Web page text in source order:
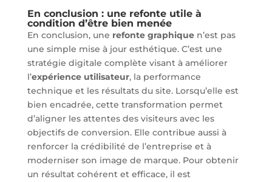
En conclusion : une refonte utile à
condition d’être bien menée
En conclusion, une refonte graphiquen’est pas
une simple mise à jour esthétique. C’est une
stratégie digitale complète visant à améliorer
l’expérience utilisateur, la performance
technique et les résultats du site. Lorsqu’elle est
bien encadrée, cette transformation permet
d’aligner les attentes des visiteurs avec les
objectifs de conversion. Elle contribue aussi à
renforcer la crédibilité de l’entreprise et à
moderniser son image de marque. Pour obtenir
un résultat cohérent et efficace, il est